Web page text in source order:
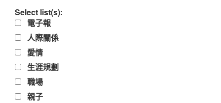
Select list(s):
電子報
人際關係
愛情
生涯規劃
職場
親子